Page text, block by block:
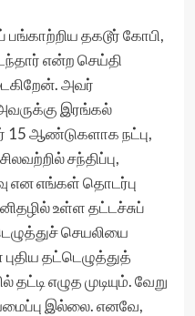
தகடூர் கோபி,
என்ற செய்தி
அவர்
அவருக்கு இரங்கல்
15 ஆண்டுகளாக நட்பு,
சந்திப்பு,
என எங்கள் தொடர்பு
உள்ள தட்டச்சுப்
செயலியை
தட்டெழுத்துத்
எழுத முடியும். வேறு
இல்லை. எனவே,